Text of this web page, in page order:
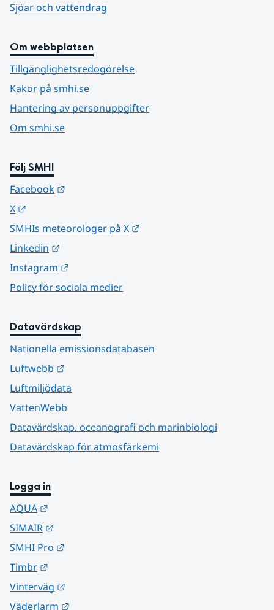
Sjöar och vattendrag
Om webbplatsen
Tillgänglighetsredogörelse
Kakor på smhi.se
Hantering av personuppgifter
Om smhi.se
Följ SMHI
Facebook
X
SMHIs meteorologer på X
Linkedin
Instagram
Policy för sociala medier
Datavärdskap
Nationella emissionsdatabasen
Luftwebb
Luftmiljödata
VattenWebb
Datavärdskap, oceanografi och marinbiologi
Datavärdskap för atmosfärkemi
Logga in
AQUA
SIMAIR
SMHI Pro
Timbr
Vinterväg
Väderlarm